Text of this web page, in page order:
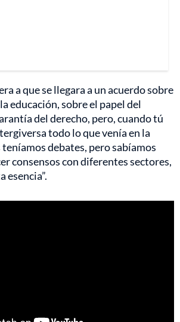
a que se llegara a un acuerdo sobre
educación, sobre el papel del
del derecho, pero, cuando tú
todo lo que venía en la
teníamos debates, pero sabíamos
consensos con diferentes sectores,
esencia”.